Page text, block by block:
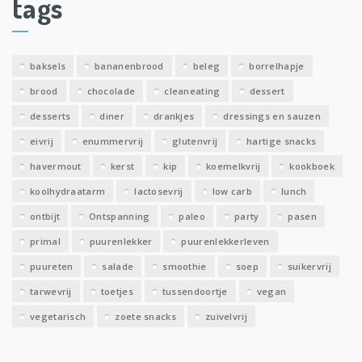
e
v
tags
baksels bananenbrood beleg borrelhapje
brood chocolade cleaneating dessert
desserts diner drankjes dressings en sauzen
eivrij enummervrij glutenvrij hartige snacks
havermout kerst kip koemelkvrij kookboek
koolhydraatarm lactosevrij low carb lunch
ontbijt Ontspanning paleo party pasen
primal puurenlekker puurenlekkerleven
puureten salade smoothie soep suikervrij
tarwevrij toetjes tussendoortje vegan
vegetarisch zoete snacks zuivelvrij